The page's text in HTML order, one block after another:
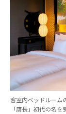
客室内ベッドルーム
「唐長」初代の名を